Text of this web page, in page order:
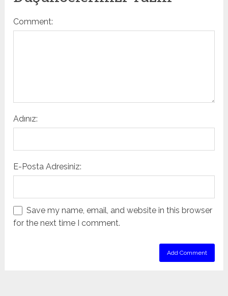
Comment:
Adınız:
E-Posta Adresiniz:
Save my name, email, and website in this browser
for the next time I comment.